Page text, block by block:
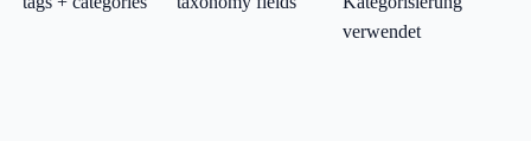
verwendet